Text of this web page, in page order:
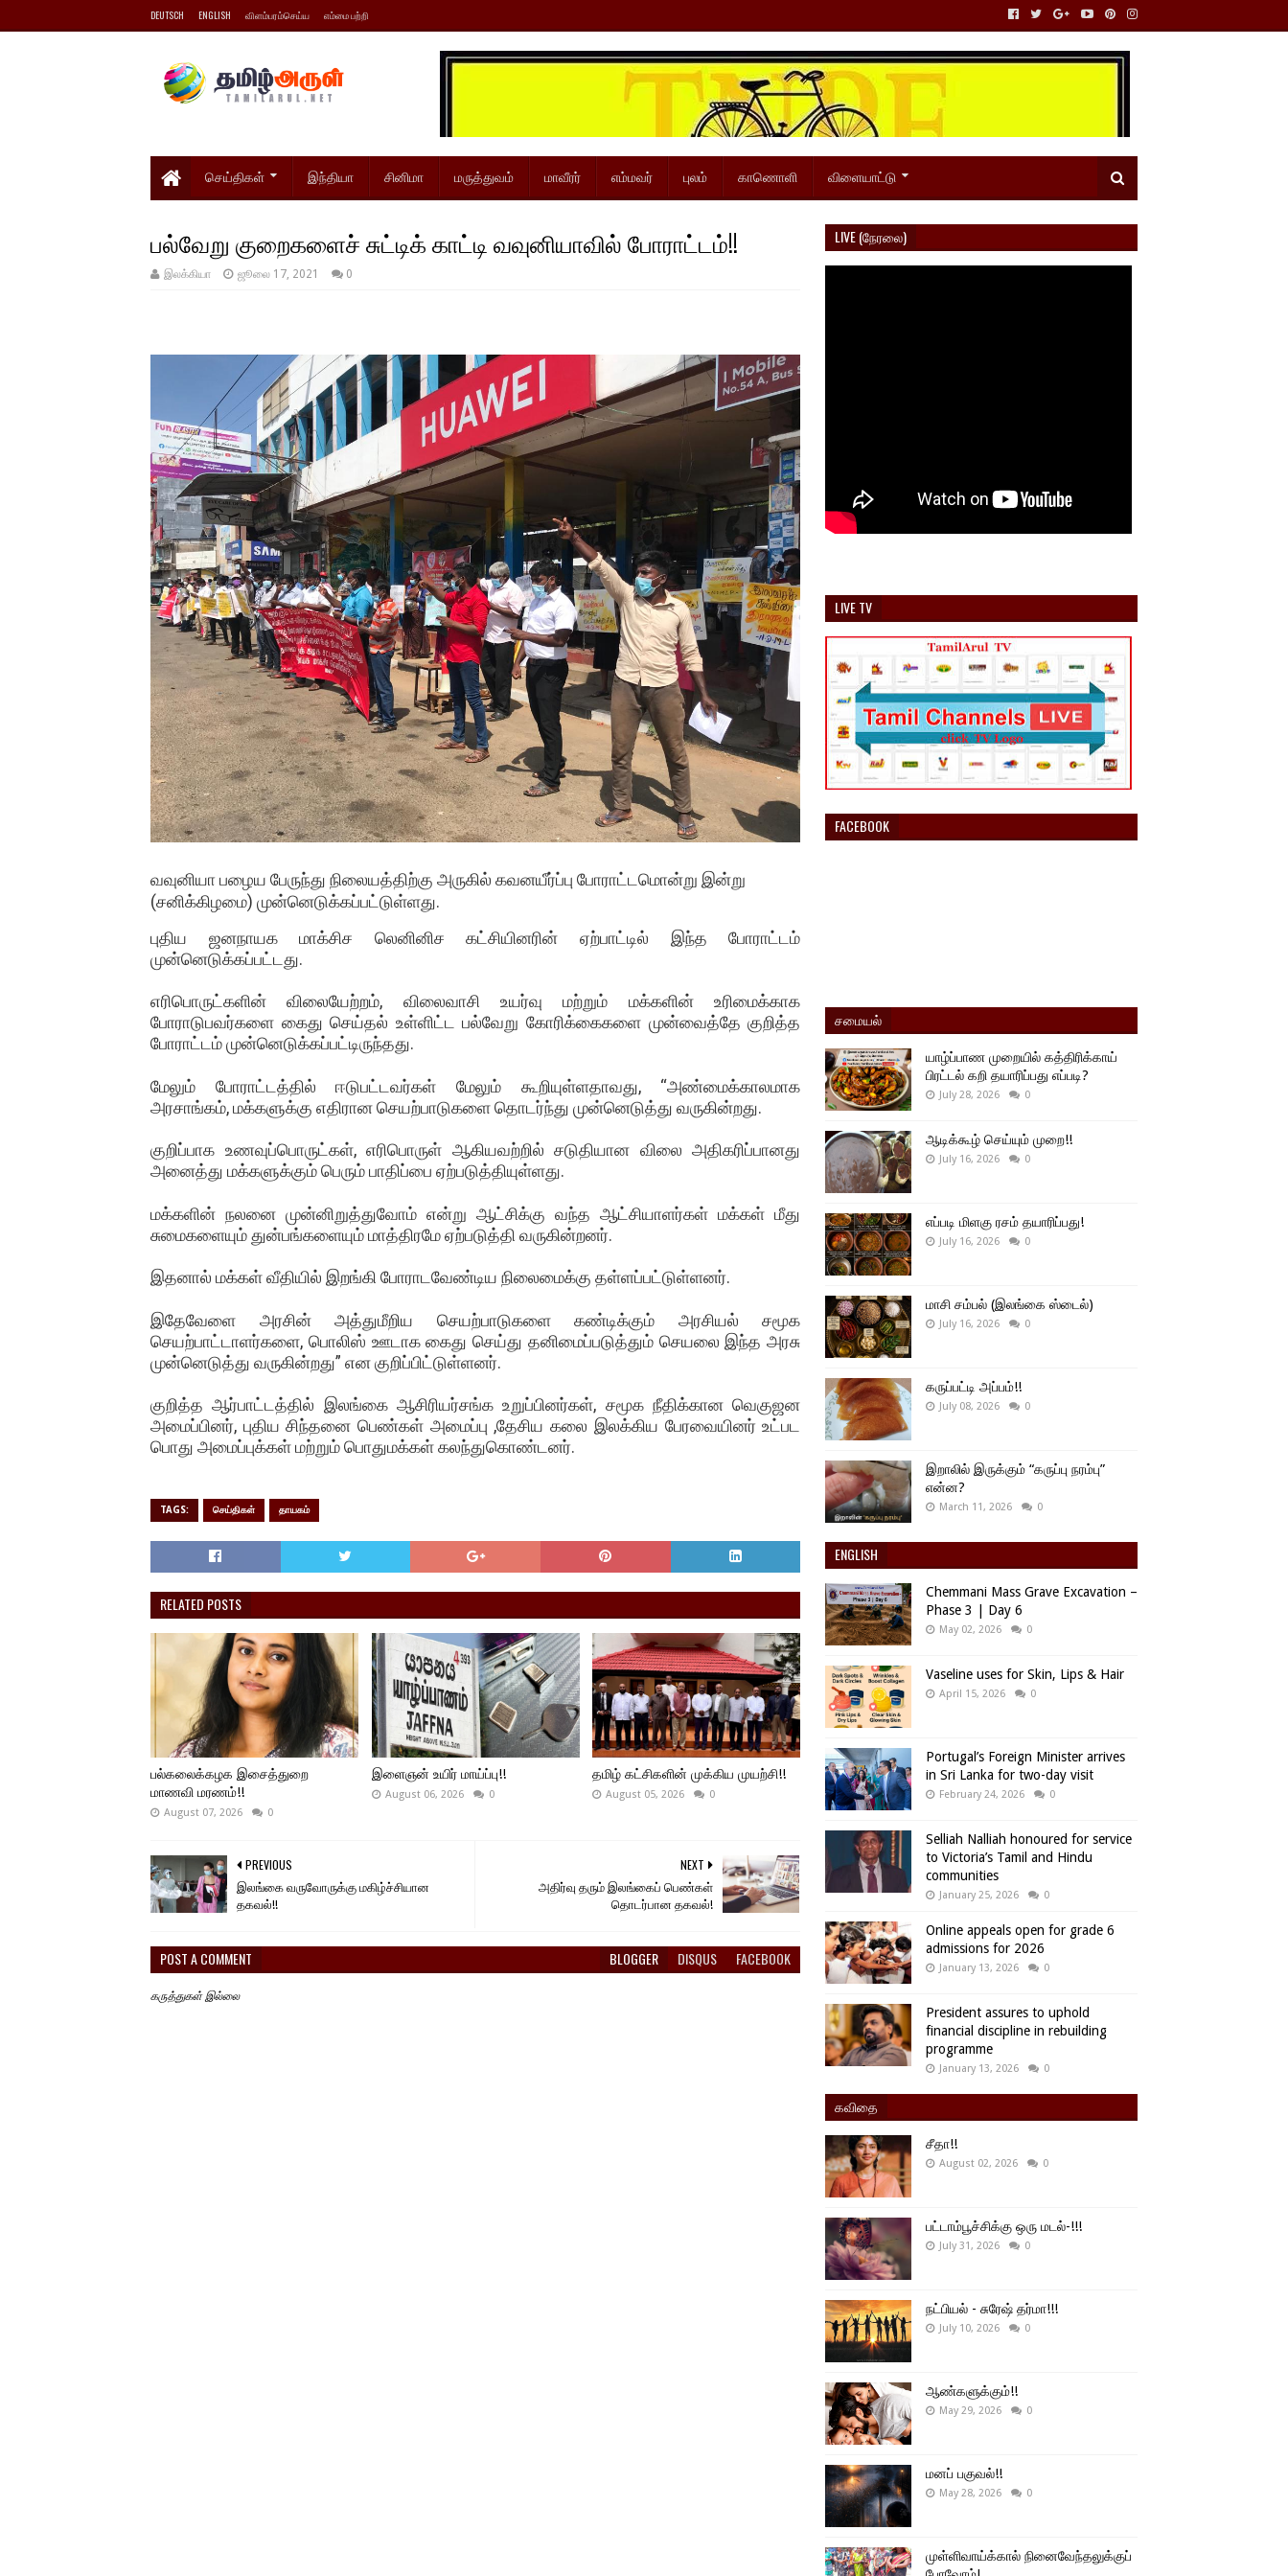
DEUTSCH ENGLISH விளம்பரம்செய்ய எம்மை பற்றி
செய்திகள் இந்தியா சினிமா மருத்துவம் மாவீரர் எம்மவர் புலம் காணொளி விளையாட்டு
பல்வேறு குறைகளைச் சுட்டிக் காட்டி வவுனியாவில் போராட்டம்!!
இலக்கியா ஜூலை 17, 2021 0
வவுனியா பழைய பேருந்து நிலையத்திற்கு அருகில் கவனயீர்ப்பு போராட்டமொன்று இன்று
(சனிக்கிழமை) முன்னெடுக்கப்பட்டுள்ளது.
புதிய ஜனநாயக மாக்சிச லெனினிச கட்சியினரின் ஏற்பாட்டில் இந்த போராட்டம்
முன்னெடுக்கப்பட்டது.
எரிபொருட்களின் விலையேற்றம், விலைவாசி உயர்வு மற்றும் மக்களின் உரிமைக்காக
போராடுபவர்களை கைது செய்தல் உள்ளிட்ட பல்வேறு கோரிக்கைகளை முன்வைத்தே குறித்த
போராட்டம் முன்னெடுக்கப்பட்டிருந்தது.
மேலும் போராட்டத்தில் ஈடுபட்டவர்கள் மேலும் கூறியுள்ளதாவது, “அண்மைக்காலமாக
அரசாங்கம், மக்களுக்கு எதிரான செயற்பாடுகளை தொடர்ந்து முன்னெடுத்து வருகின்றது.
குறிப்பாக உணவுப்பொருட்கள், எரிபொருள் ஆகியவற்றில் சடுதியான விலை அதிகரிப்பானது
அனைத்து மக்களுக்கும் பெரும் பாதிப்பை ஏற்படுத்தியுள்ளது.
மக்களின் நலனை முன்னிறுத்துவோம் என்று ஆட்சிக்கு வந்த ஆட்சியாளர்கள் மக்கள் மீது
சுமைகளையும் துன்பங்களையும் மாத்திரமே ஏற்படுத்தி வருகின்றனர்.
இதனால் மக்கள் வீதியில் இறங்கி போராடவேண்டிய நிலைமைக்கு தள்ளப்பட்டுள்ளனர்.
இதேவேளை அரசின் அத்துமீறிய செயற்பாடுகளை கண்டிக்கும் அரசியல் சமூக
செயற்பாட்டாளர்களை, பொலிஸ் ஊடாக கைது செய்து தனிமைப்படுத்தும் செயலை இந்த அரசு
முன்னெடுத்து வருகின்றது” என குறிப்பிட்டுள்ளனர்.
குறித்த ஆர்பாட்டத்தில் இலங்கை ஆசிரியர்சங்க உறுப்பினர்கள், சமூக நீதிக்கான வெகுஜன
அமைப்பினர், புதிய சிந்தனை பெண்கள் அமைப்பு ,தேசிய கலை இலக்கிய பேரவையினர் உட்பட
பொது அமைப்புக்கள் மற்றும் பொதுமக்கள் கலந்துகொண்டனர்.
TAGS: செய்திகள் தாயகம்
RELATED POSTS
பல்கலைக்கழக இசைத்துறை
மாணவி மரணம்!!
August 07, 2026 0
இளைஞன் உயிர் மாய்ப்பு!!
August 06, 2026 0
தமிழ் கட்சிகளின் முக்கிய முயற்சி!!
August 05, 2026 0
NEXT
அதிர்வு தரும் இலங்கைப் பெண்கள்
தொடர்பான தகவல்!
PREVIOUS
இலங்கை வருவோருக்கு மகிழ்ச்சியான
தகவல்!!
POST A COMMENT BLOGGER DISQUS FACEBOOK
கருத்துகள் இல்லை
LIVE (நேரலை)
LIVE TV
FACEBOOK
சமையல்
யாழ்ப்பாண முறையில் கத்திரிக்காய்
பிரட்டல் கறி தயாரிப்பது எப்படி?
July 28, 2026 0
ஆடிக்கூழ் செய்யும் முறை!!
July 16, 2026 0
எப்படி மிளகு ரசம் தயாரிப்பது!
July 16, 2026 0
மாசி சம்பல் (இலங்கை ஸ்டைல்)
July 16, 2026 0
கருப்பட்டி அப்பம்!!
July 08, 2026 0
இறாலில் இருக்கும் “கருப்பு நரம்பு”
என்ன?
March 11, 2026 0
ENGLISH
Chemmani Mass Grave Excavation –
Phase 3 | Day 6
May 02, 2026 0
Vaseline uses for Skin, Lips & Hair
April 15, 2026 0
Portugal’s Foreign Minister arrives
in Sri Lanka for two-day visit
February 24, 2026 0
Selliah Nalliah honoured for service
to Victoria’s Tamil and Hindu
communities
January 25, 2026 0
Online appeals open for grade 6
admissions for 2026
January 13, 2026 0
President assures to uphold
financial discipline in rebuilding
programme
January 13, 2026 0
கவிதை
சீதா!!
August 02, 2026 0
பட்டாம்பூச்சிக்கு ஒரு மடல்-!!!
July 31, 2026 0
நட்பியல் - சுரேஷ் தர்மா!!!
July 10, 2026 0
ஆண்களுக்கும்!!
May 29, 2026 0
மனப் பகுவல்!!
May 28, 2026 0
முள்ளிவாய்க்கால் நினைவேந்தலுக்குப்